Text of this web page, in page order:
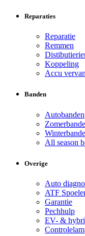
Reparaties
Reparatie
Remmen
Koppeling
Accu
Banden
Autobanden
All season
Overige
Auto
ATF
Garantie
Pechhulp
EV- &